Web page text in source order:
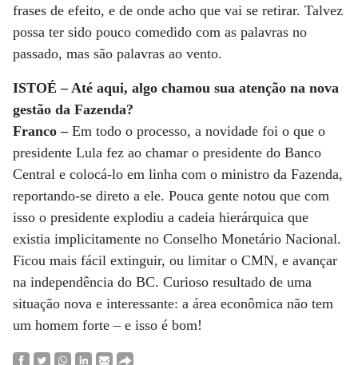
frases de efeito, e de onde acho que vai se retirar. Talvez
possa ter sido pouco comedido com as palavras no
passado, mas são palavras ao vento.
ISTOÉ – Até aqui, algo chamou sua atenção na nova
gestão da Fazenda?
Franco – Em todo o processo, a novidade foi o que o
presidente Lula fez ao chamar o presidente do Banco
Central e colocá-lo em linha com o ministro da Fazenda,
reportando-se direto a ele. Pouca gente notou que com
isso o presidente explodiu a cadeia hierárquica que
existia implicitamente no Conselho Monetário Nacional.
Ficou mais fácil extinguir, ou limitar o CMN, e avançar
na independência do BC. Curioso resultado de uma
situação nova e interessante: a área econômica não tem
um homem forte – e isso é bom!